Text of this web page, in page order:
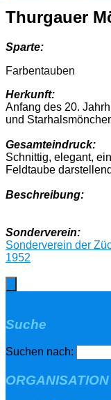
Thurgauer
Sparte:
Farbentauben
Herkunft:
Anfang des 20.
und
Gesamteindruck:
Schnittig, elegant,
Feldtaube
Beschreibung:
Sonderverein:
Sonderverein der
1952
Suche
Suchen nach:
ORGANISATION